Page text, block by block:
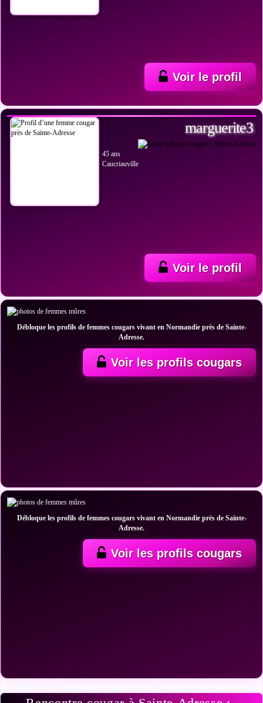
Voir le profil
marguerite3
45 ans
Caucriauville
Voir le profil
Débloque les profils de femmes cougars vivant en Normandie près de Sainte-
Adresse.
Voir les profils cougars
Débloque les profils de femmes cougars vivant en Normandie près de Sainte-
Adresse.
Voir les profils cougars